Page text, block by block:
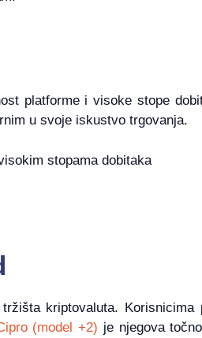
platforme i visoke stope
u svoje iskustvo trgovanja.
stopama dobitaka
kriptovaluta.
(model +2) je njegova